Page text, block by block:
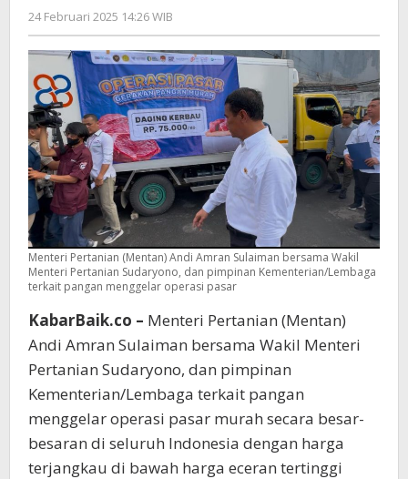
Lebih
Murah
dari
Malaysia
24 Februari 2025 14:26 WIB
Gagah
Saputra
Menteri Pertanian (Mentan) Andi Amran Sulaiman bersama Wakil
Menteri Pertanian Sudaryono, dan pimpinan Kementerian/Lembaga
terkait pangan menggelar operasi pasar
KabarBaik.co – Menteri Pertanian (Mentan)
Andi Amran Sulaiman bersama Wakil Menteri
Pertanian Sudaryono, dan pimpinan
Kementerian/Lembaga terkait pangan
menggelar operasi pasar murah secara besar-
besaran di seluruh Indonesia dengan harga
terjangkau di bawah harga eceran tertinggi